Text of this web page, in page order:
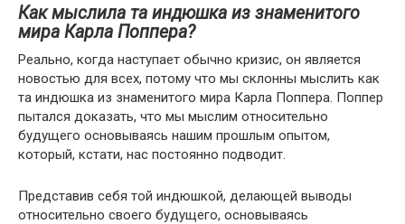
Как мыслила та индюшка из знаменитого
мира Карла Поппера?
Реально, когда наступает обычно кризис, он является
новостью для всех, потому что мы склонны мыслить как
та индюшка из знаменитого мира Карла Поппера. Поппер
пытался доказать, что мы мыслим относительно
будущего основываясь нашим прошлым опытом,
который, кстати, нас постоянно подводит.
Представив себя той индюшкой, делающей выводы
относительно своего будущего, основываясь